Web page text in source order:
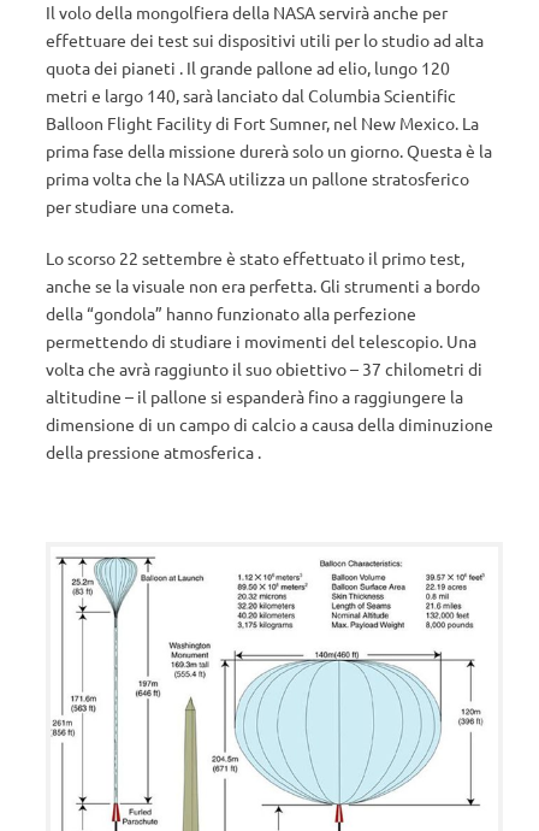
Il volo della mongolfiera della NASA servirà anche per
effettuare dei test sui dispositivi utili per lo studio ad alta
quota dei pianeti . Il grande pallone ad elio, lungo 120
metri e largo 140, sarà lanciato dal Columbia Scientific
Balloon Flight Facility di Fort Sumner, nel New Mexico. La
prima fase della missione durerà solo un giorno. Questa è la
prima volta che la NASA utilizza un pallone stratosferico
per studiare una cometa.
Lo scorso 22 settembre è stato effettuato il primo test,
anche se la visuale non era perfetta. Gli strumenti a bordo
della “gondola” hanno funzionato alla perfezione
permettendo di studiare i movimenti del telescopio. Una
volta che avrà raggiunto il suo obiettivo – 37 chilometri di
altitudine – il pallone si espanderà fino a raggiungere la
dimensione di un campo di calcio a causa della diminuzione
della pressione atmosferica .